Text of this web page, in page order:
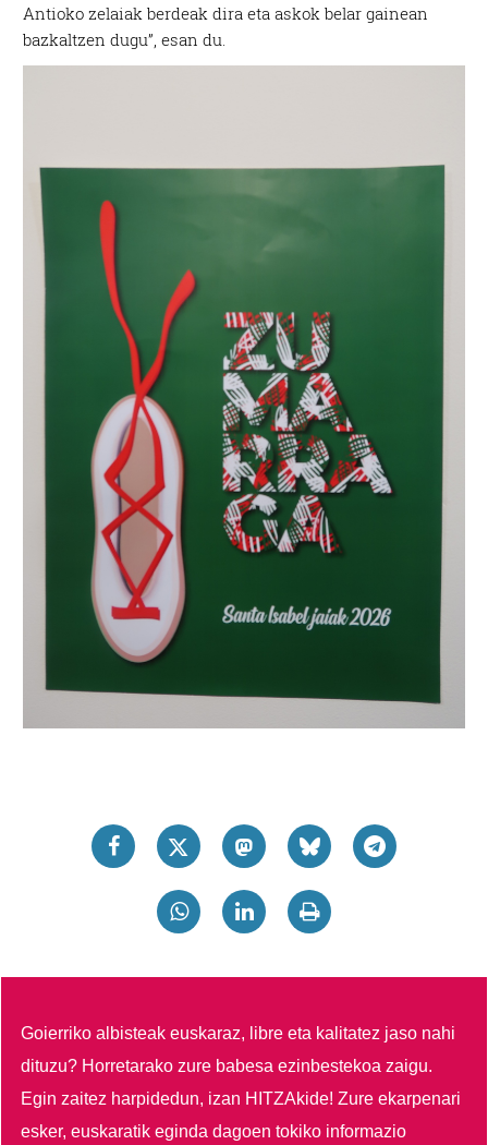
Antioko zelaiak berdeak dira eta askok belar gainean
bazkaltzen dugu”, esan du.
Goierriko albisteak euskaraz, libre eta kalitatez jaso nahi
dituzu? Horretarako zure babesa ezinbestekoa zaigu.
Egin zaitez harpidedun, izan HITZAkide!Zure ekarpenari
esker, euskaratik eginda dagoen tokiko informazio